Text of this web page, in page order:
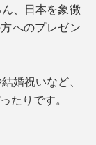
、日本を象徴
へのプレゼン
婚祝いなど、
たりです。